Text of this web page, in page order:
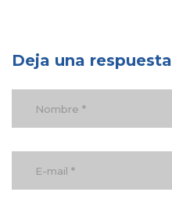
Deja una respuesta